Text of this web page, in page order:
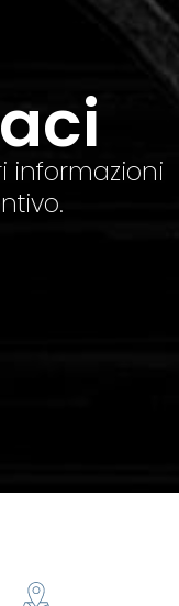
+39 0445 580865
+39 0445 580366
informazioni